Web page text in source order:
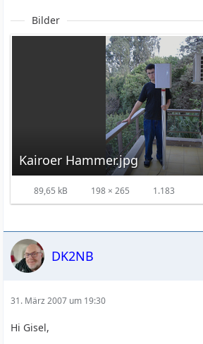
Bilder
Kairoer Hammer.jpg
89,65 kB 198 × 265 1.183
DK2NB
31. März 2007 um 19:30
Hi Gisel,